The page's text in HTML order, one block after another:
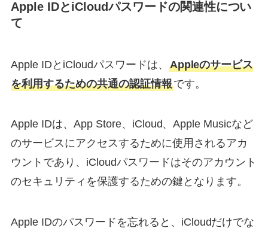
Apple IDとiCloudパスワードの関連性につい
て
Apple IDとiCloudパスワードは、 Appleのサービス
を利用するための共通の認証情報です。
Apple IDは、App Store、iCloud、Apple Musicなど
のサービスにアクセスするために使用されるアカ
ウントであり、iCloudパスワードはそのアカウント
のセキュリティを保護するための鍵となります。
Apple IDのパスワードを忘れると、iCloudだけでな